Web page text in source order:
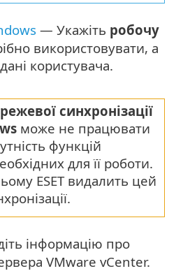
— Укажіть робочу
використовувати, а
користувача.
синхронізації
може не працювати
функцій
для її роботи.
ESET видалить цей
інформацію про
VMware vCenter.